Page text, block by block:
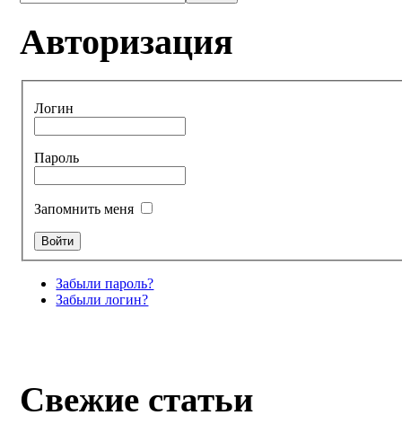
Авторизация
Логин
Пароль
Запомнить меня
Забыли пароль?
Забыли логин?
Свежие статьи